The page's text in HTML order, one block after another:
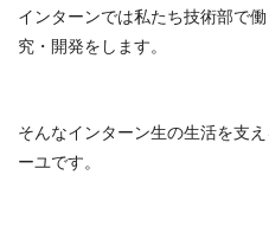
インターンでは私たち技術部で
究・開発をします。
そんなインターン生の生活を支
ーユです。